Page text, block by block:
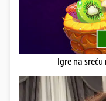
Igre na